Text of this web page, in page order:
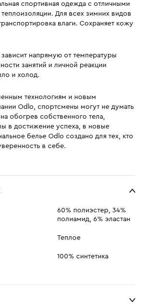
спортивная одежда с отличными
теплоизоляции. Для всех зимних видов
влаги. Сохраняет кожу
напрямую от температуры
занятий и личной реакции
и холод.
технологиям и новым
Odlo, спортсмены могут не думать
обогрев собственного тела,
в достижение успеха, в новые
белье Odlo создано для тех, кто
в себе.
60% полиэстер, 34%
полиамид, 6% эластан
Теплое
100% синтетика